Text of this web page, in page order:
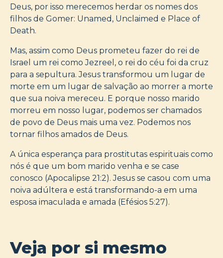
Deus, por isso merecemos herdar os nomes dos
filhos de Gomer: Unamed, Unclaimed e Place of
Death.
Mas, assim como Deus prometeu fazer do rei de
Israel um rei como Jezreel, o rei do céu foi da cruz
para a sepultura. Jesus transformou um lugar de
morte em um lugar de salvação ao morrer a morte
que sua noiva mereceu. E porque nosso marido
morreu em nosso lugar, podemos ser chamados
de povo de Deus mais uma vez. Podemos nos
tornar filhos amados de Deus.
A única esperança para prostitutas espirituais como
nós é que um bom marido venha e se case
conosco (Apocalipse 21:2). Jesus se casou com uma
noiva adúltera e está transformando-a em uma
esposa imaculada e amada (Efésios 5:27).
Veja por si mesmo